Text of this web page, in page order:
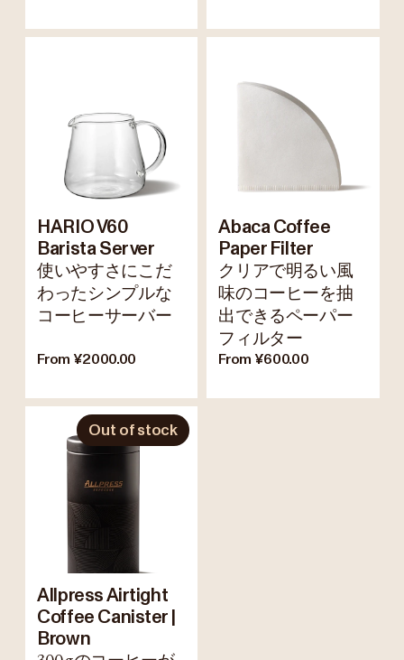
HARIO V60
Barista Server
使いやすさにこだ
わったシンプルな
コーヒーサーバー
From ¥2000.00
Abaca Coffee
Paper Filter
クリアで明るい風
味のコーヒーを抽
出できるペーパー
フィルター
From ¥600.00
Out of stock
Allpress Airtight
Coffee Canister |
Brown